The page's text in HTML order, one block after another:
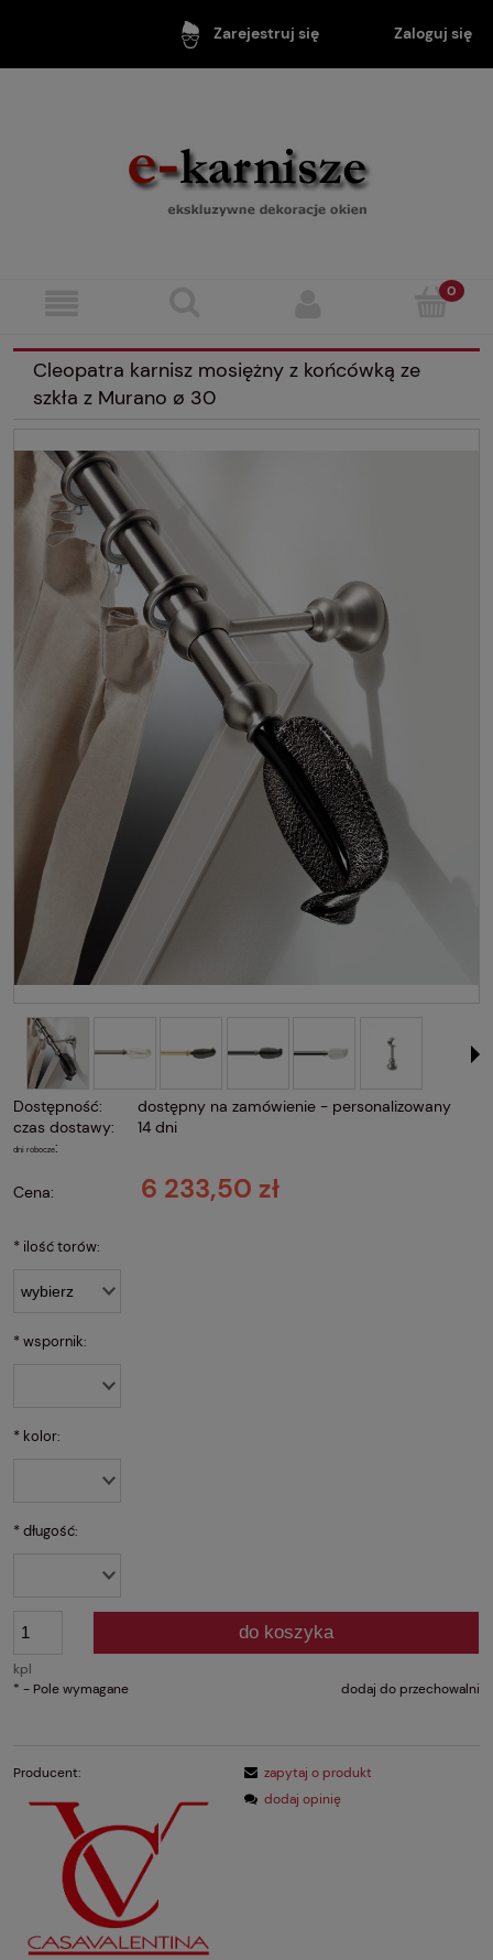
Zarejestruj się Zaloguj się
Cleopatra karnisz mosiężny z końcówką ze
szkła z Murano ø 30
Dostępność:
dostępny na zamówienie - personalizowany
czas dostawy:
dni robocze:
14 dni
Cena: 6 233,50 zł
* ilość torów:
*wspornik:
* kolor:
*długość:
kpl
do koszyka
dodaj do przechowalni
* - Pole wymagane
Producent:
zapytaj o produkt
dodaj opinię